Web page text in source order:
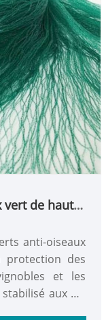
de haute
anti-oiseaux
des
et les
aux UV